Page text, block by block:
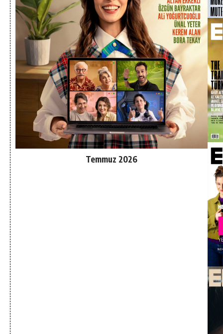
Temmuz 2026